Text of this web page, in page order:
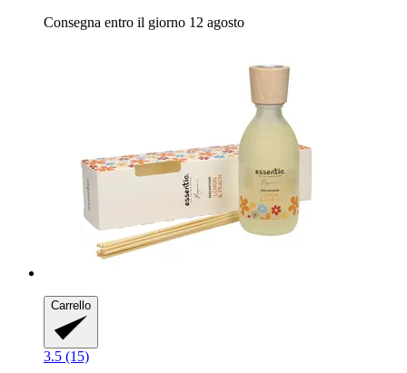
Consegna entro il giorno 12 agosto
Carrello
3.5 (15)